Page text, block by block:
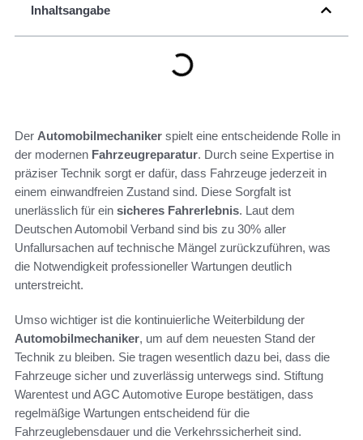
Inhaltsangabe
Der Automobilmechaniker spielt eine entscheidende Rolle in
der modernen Fahrzeugreparatur. Durch seine Expertise in
präziser Technik sorgt er dafür, dass Fahrzeuge jederzeit in
einem einwandfreien Zustand sind. Diese Sorgfalt ist
unerlässlich für ein sicheres Fahrerlebnis. Laut dem
Deutschen Automobil Verband sind bis zu 30% aller
Unfallursachen auf technische Mängel zurückzuführen, was
die Notwendigkeit professioneller Wartungen deutlich
unterstreicht.
Umso wichtiger ist die kontinuierliche Weiterbildung der
Automobilmechaniker, um auf dem neuesten Stand der
Technik zu bleiben. Sie tragen wesentlich dazu bei, dass die
Fahrzeuge sicher und zuverlässig unterwegs sind. Stiftung
Warentest und AGC Automotive Europe bestätigen, dass
regelmäßige Wartungen entscheidend für die
Fahrzeuglebensdauer und die Verkehrssicherheit sind.